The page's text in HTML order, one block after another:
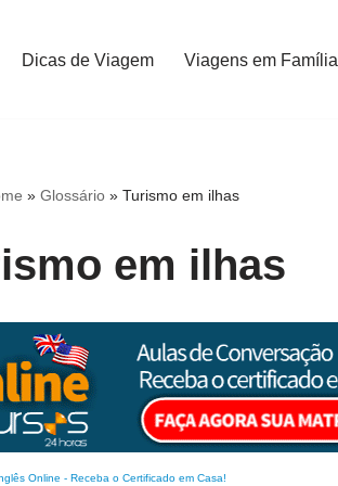
Dicas de Viagem Viagens em Família
» Glossário» Turismo em ilhas
em ilhas
Online - Receba o Certificado em Casa!